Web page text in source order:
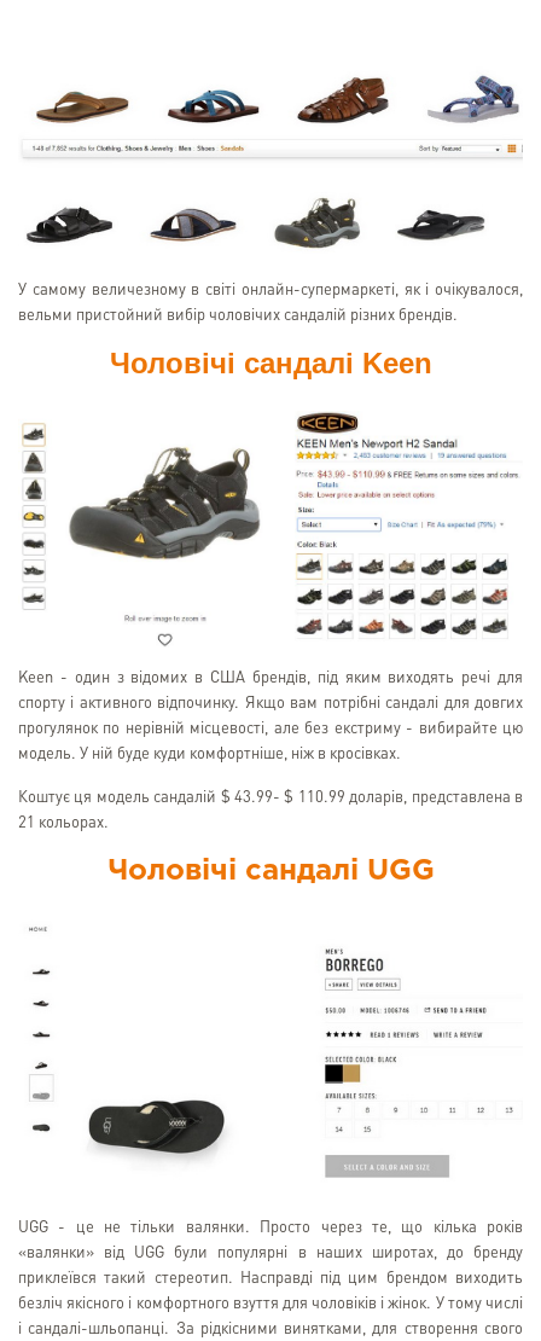
У самому величезному в світі онлайн-супермаркеті, як і очікувалося,
вельми пристойний вибір чоловічих сандалій різних брендів.
Чоловічі сандалі Keen
Keen - один з відомих в США брендів, під яким виходять речі для
спорту і активного відпочинку. Якщо вам потрібні сандалі для довгих
прогулянок по нерівній місцевості, але без екстриму - вибирайте цю
модель. У ній буде куди комфортніше, ніж в кросівках.
Коштує ця модель сандалій $ 43.99- $ 110.99 доларів, представлена в
21 кольорах.
Чоловічі сандалі UGG
UGG - це не тільки валянки. Просто через те, що кілька років
«валянки» від UGG були популярні в наших широтах, до бренду
приклеївся такий стереотип. Насправді під цим брендом виходить
безліч якісного і комфортного взуття для чоловіків і жінок. У тому числі
і сандалі-шльопанці. За рідкісними винятками, для створення свого